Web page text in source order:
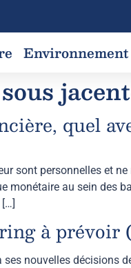
Environnement
quel
sont personnelles et
monétaire au sein des
à
ses nouvelles